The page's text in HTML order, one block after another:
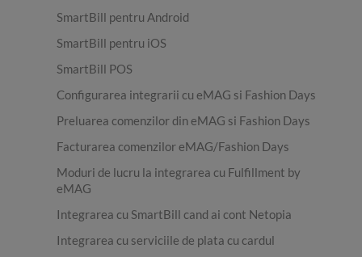
SmartBill pentru Android
SmartBill pentru iOS
SmartBill POS
Configurarea integrarii cu eMAG si Fashion Days
Preluarea comenzilor din eMAG si Fashion Days
Facturarea comenzilor eMAG/Fashion Days
Moduri de lucru la integrarea cu Fulfillment by
eMAG
Integrarea cu SmartBill cand ai cont Netopia
Integrarea cu serviciile de plata cu cardul